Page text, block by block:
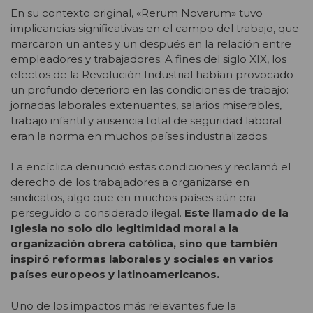
En su contexto original, «Rerum Novarum» tuvo
implicancias significativas en el campo del trabajo, que
marcaron un antes y un después en la relación entre
empleadores y trabajadores. A fines del siglo XIX, los
efectos de la Revolución Industrial habían provocado
un profundo deterioro en las condiciones de trabajo:
jornadas laborales extenuantes, salarios miserables,
trabajo infantil y ausencia total de seguridad laboral
eran la norma en muchos países industrializados.
La encíclica denunció estas condiciones y reclamó el
derecho de los trabajadores a organizarse en
sindicatos, algo que en muchos países aún era
perseguido o considerado ilegal. Este llamado de la
Iglesia no solo dio legitimidad moral a la
organización obrera católica, sino que también
inspiró reformas laborales y sociales en varios
países europeos y latinoamericanos.
Uno de los impactos más relevantes fue la